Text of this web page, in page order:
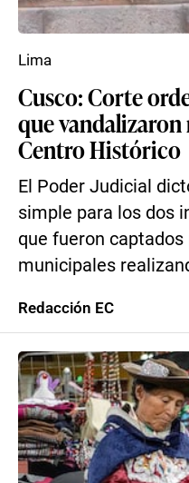
Cusco: Corte
que
Centro Histórico
El Poder Judicial
simple para los dos
que fueron
municipales
Lima
Redacción EC